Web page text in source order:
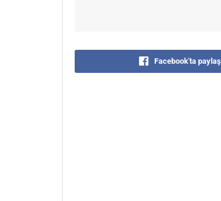
Facebook'ta paylaş